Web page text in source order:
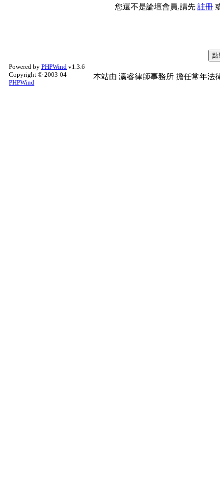
您還不是論壇會員,請先 註冊
Powered by PHPWind v1.3.6
Copyright © 2003-04
PHPWind
本站由 瀛睿律師事務所 擔任常年法